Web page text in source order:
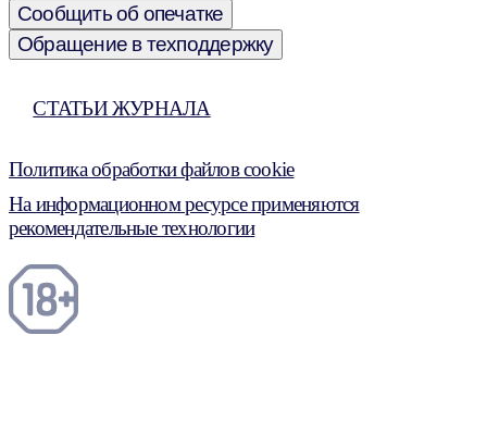
Сообщить об опечатке
Обращение в техподдержку
СТАТЬИ ЖУРНАЛА
Политика обработки файлов cookie
На информационном ресурсе применяются
рекомендательные технологии